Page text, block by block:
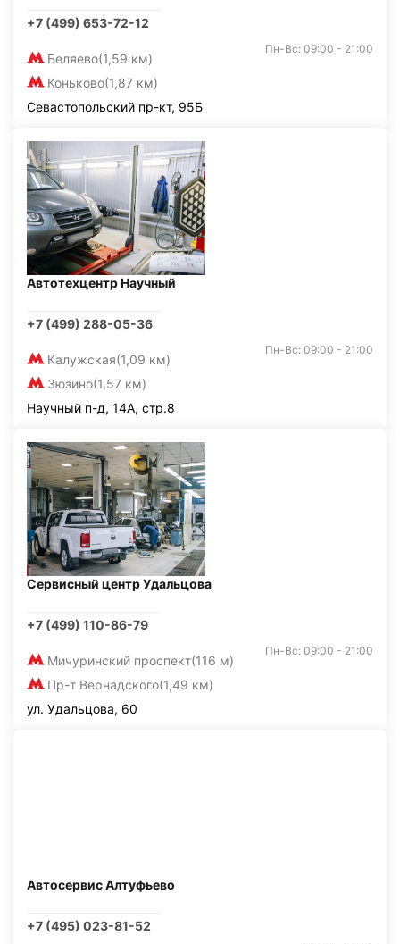
+7 (499) 653-72-12
Беляево(1,59 км)
Коньково(1,87 км)
Пн-Вс: 09:00 - 21:00
Севастопольский пр-кт, 95Б
Автотехцентр Научный
+7 (499) 288-05-36
Калужская(1,09 км)
Зюзино(1,57 км)
Пн-Вс: 09:00 - 21:00
Научный п-д, 14А, стр.8
Сервисный центр Удальцова
+7 (499) 110-86-79
Мичуринский проспект(116 м)
Пр-т Вернадского(1,49 км)
Пн-Вс: 09:00 - 21:00
ул. Удальцова, 60
Автосервис Алтуфьево
+7 (495) 023-81-52